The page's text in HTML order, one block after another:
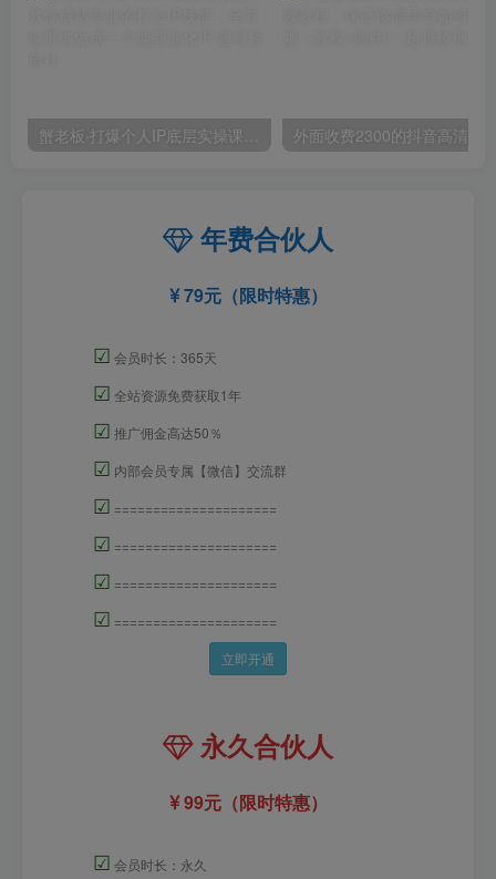
蟹老板·打爆个人IP底层实操课，教你成熟专业的打造IP技能，全方位带你做成一个能商业化IP
年费合伙人
79元（限时特惠）
☑ 会员时长：365天
☑ 全站资源免费获取1年
☑ 推广佣金高达50％
☑ 内部会员专属【微信】交流群
☑ =====================
☑ =====================
☑ =====================
☑ =====================
立即开通
永久合伙人
99元（限时特惠）
☑ 会员时长：永久